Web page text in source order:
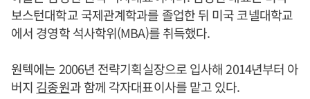
보스턴대학교 국제관계학과를 졸업한 뒤 미국 코넬대학교
에서 경영학 석사학위(MBA)를 취득했다.
원텍에는 2006년 전략기획실장으로 입사해 2014년부터 아
버지 김종원과 함께 각자대표이사를 맡고 있다.